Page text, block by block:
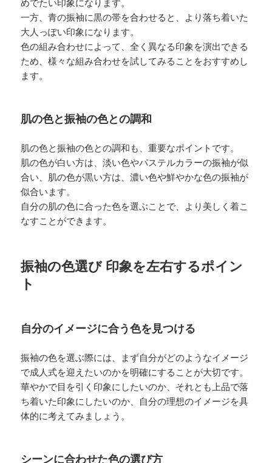
めでたい印象になります。
一方、青の振袖に黒の帯を合わせると、より落ち着いた
大人っぽい印象になります。
色の組み合わせによって、全く異なる印象を演出できる
ため、様々な組み合わせを試してみることをおすすめし
ます。
肌の色と振袖の色との調和
肌の色と振袖の色との調和も、重要なポイントです。
肌の色が白い方は、淡い色やパステルカラーの振袖が似
合い、肌の色が黒い方は、濃い色や鮮やかな色の振袖が
似合います。
自分の肌の色に合った色を選ぶことで、より美しく着こ
なすことができます。
振袖の色選び 印象を左右するポイン
ト
自分のイメージに合う色を見つける
振袖の色を選ぶ際には、まず自分がどのようなイメージ
で成人式を迎えたいのかを明確にすることが大切です。
華やかで目を引く印象にしたいのか、それとも上品で落
ち着いた印象にしたいのか、自分の理想のイメージを具
体的に考えてみましょう。
シーンに合わせた色の選び方